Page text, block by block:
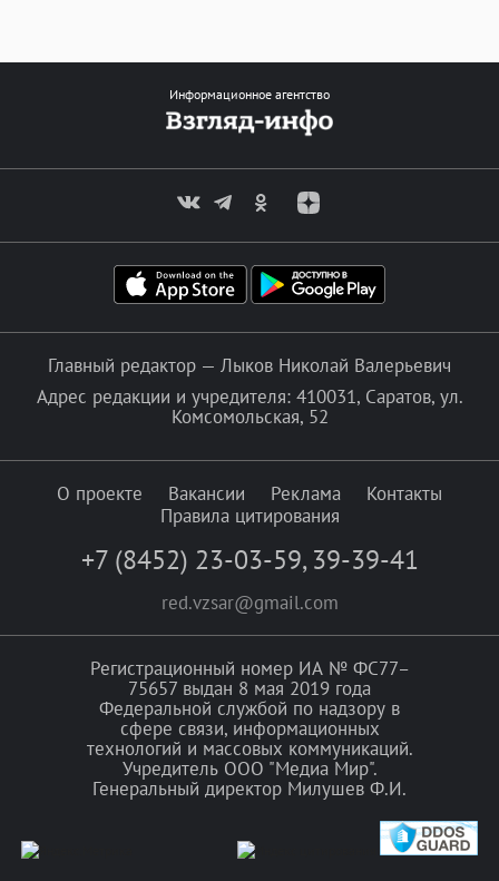
Информационное агентство
Главный редактор — Лыков Николай Валерьевич
Адрес редакции и учредителя: 410031, Саратов, ул.
Комсомольская, 52
О проекте Вакансии Реклама
Контакты
Правила цитирования
+7 (8452) 23-03-59, 39-39-41
red.vzsar@gmail.com
Регистрационный номер ИА № ФС77–
75657 выдан 8 мая 2019 года
Федеральной службой по надзору в
сфере связи, информационных
технологий и массовых коммуникаций.
Учредитель ООО "Медиа Мир".
Генеральный директор Милушев Ф.И.